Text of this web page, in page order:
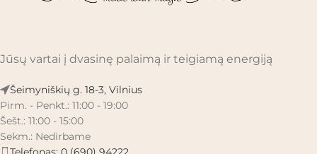
Jūsų vartai į dvasinę palaimą ir teigiamą energiją
Šeimyniškių g. 18-3, Vilnius
Pirm. - Penkt.: 11:00 - 19:00
Šešt.: 11:00 - 15:00
Sekm.: Nedirbame